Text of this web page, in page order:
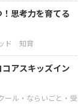
！思考力を育てる
ド 知育
アスキッズイン
ール・ならいごと・受